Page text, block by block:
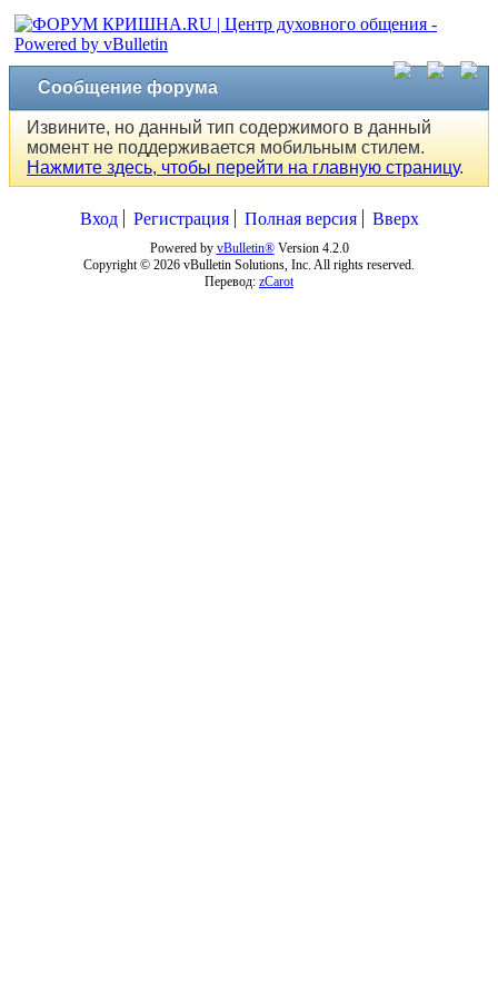
Сообщение форума
Извините, но данный тип содержимого в данный
момент не поддерживается мобильным стилем.
Нажмите здесь, чтобы перейти на главную страницу.
Вход Регистрация Полная версия Вверх
Powered by vBulletin®Version 4.2.0
Copyright © 2026 vBulletin Solutions, Inc. All rights reserved.
Перевод: zCarot